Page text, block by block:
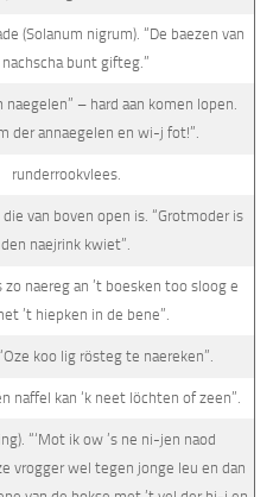
(Solanum nigrum). “De baezen van
bunt gifteg.”
naegelen” – hard aan komen lopen.
der annaegelen en wi-j fot!”.
runderrookvlees.
van boven open is. “Grotmoder is
den naejrink kwiet”.
zo naereg an ’t boesken too sloog e
’t hiepken in de bene”.
koo lig rösteg te naereken”.
naffel kan ‘k neet löchten of zeen”.
“‘Mot ik ow ’s ne ni-jen naod
vrogger wel tegen jonge leu en dan